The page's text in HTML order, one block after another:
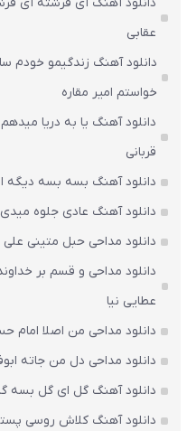
عقابی
دانلود آهنگ زندگیمو خودم
خواستم امیر مقاره
دانلود آهنگ یا به دریا
قربانی
دانلود آهنگ بسه بسه دیگه
دانلود آهنگ عادی جلوه
دانلود مداحی حبل متینی
دانلود مداحی و قسم بر
عطایی نیا
دانلود مداحی من اصلا امام
دانلود مداحی دل من جاته
دانلود آهنگ گل ای گل بسه
دانلود آهنگ کلاش روسی پستو جیم ۱۱